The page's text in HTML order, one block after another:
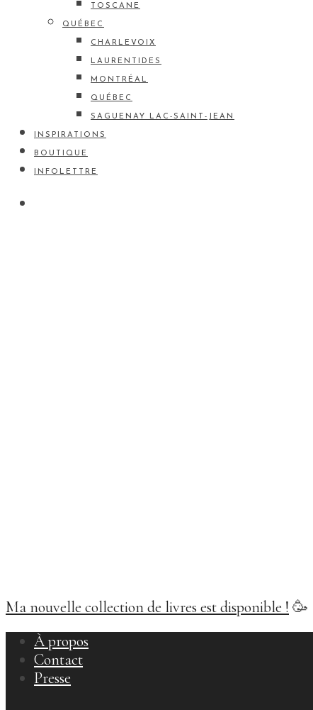
TOSCANE
QUÉBEC
CHARLEVOIX
LAURENTIDES
MONTRÉAL
QUÉBEC
SAGUENAY LAC-SAINT-JEAN
INSPIRATIONS
BOUTIQUE
INFOLETTRE
Ma nouvelle collection de livres est disponible ! 🥳
À propos
Contact
Presse